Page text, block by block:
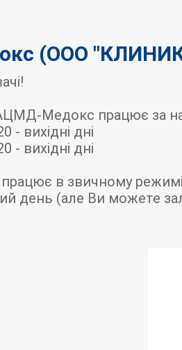
(ООО
АЦМД-Медокс працює за
- вихідні дні
- вихідні дні
працює в звичному
день (але Ви можете